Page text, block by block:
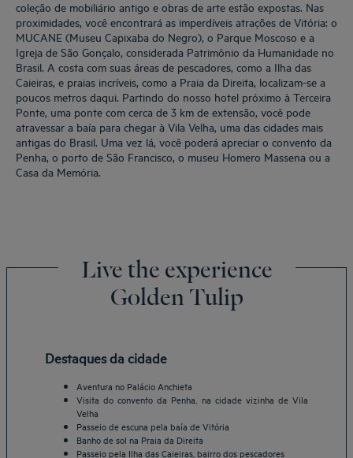
coleção de mobiliário antigo e obras de arte estão expostas. Nas
proximidades, você encontrará as imperdíveis atrações de Vitória: o
MUCANE (Museu Capixaba do Negro), o Parque Moscoso e a
Igreja de São Gonçalo, considerada Patrimônio da Humanidade no
Brasil. A costa com suas áreas de pescadores, como a Ilha das
Caieiras, e praias incríveis, como a Praia da Direita, localizam-se a
poucos metros daqui. Partindo do nosso hotel próximo à Terceira
Ponte, uma ponte com cerca de 3 km de extensão, você pode
atravessar a baía para chegar à Vila Velha, uma das cidades mais
antigas do Brasil. Uma vez lá, você poderá apreciar o convento da
Penha, o porto de São Francisco, o museu Homero Massena ou a
Casa da Memória.
Live the experience
Golden Tulip
Destaques da cidade
Aventura no Palácio Anchieta
Visita do convento da Penha, na cidade vizinha de Vila
Velha
Passeio de escuna pela baía de Vitória
Banho de sol na Praia da Direita
Passeio pela Ilha das Caieiras, bairro dos pescadores